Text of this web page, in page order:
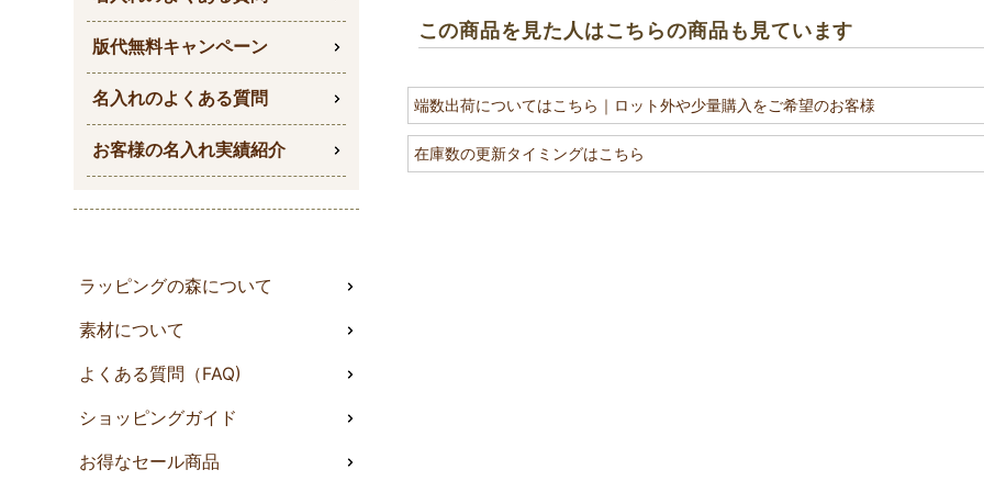
版代無料キャンペーン
名入れのよくある質問
お客様の名入れ実績紹介
ラッピングの森について
素材について
よくある質問（FAQ)
ショッピングガイド
お得なセール商品
この商品を見た人はこちらの商品も見ています
端数出荷についてはこちら ｜ロット外や少量購入をご希望のお客様
在庫数の更新タイミングはこちら